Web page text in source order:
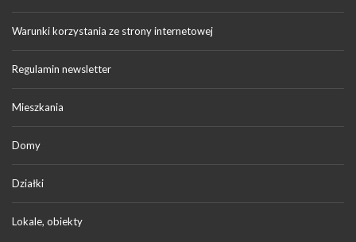
Warunki korzystania ze strony internetowej
Regulamin newsletter
Mieszkania
Domy
Działki
Lokale, obiekty